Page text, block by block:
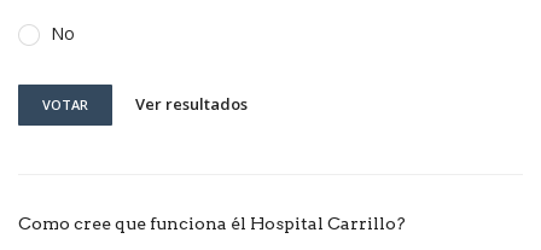
No
VOTAR Ver resultados
Como cree que funciona él Hospital Carrillo?